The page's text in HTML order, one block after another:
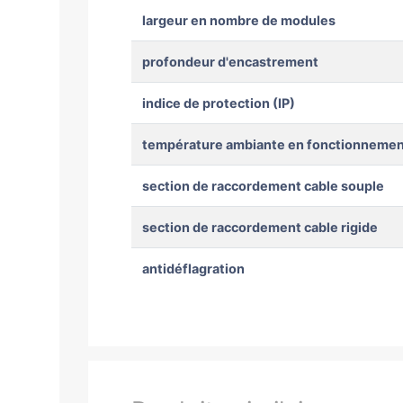
largeur en nombre de modules
profondeur d'encastrement
indice de protection (IP)
température ambiante en
section de raccordement cable souple
section de raccordement cable rigide
antidéflagration